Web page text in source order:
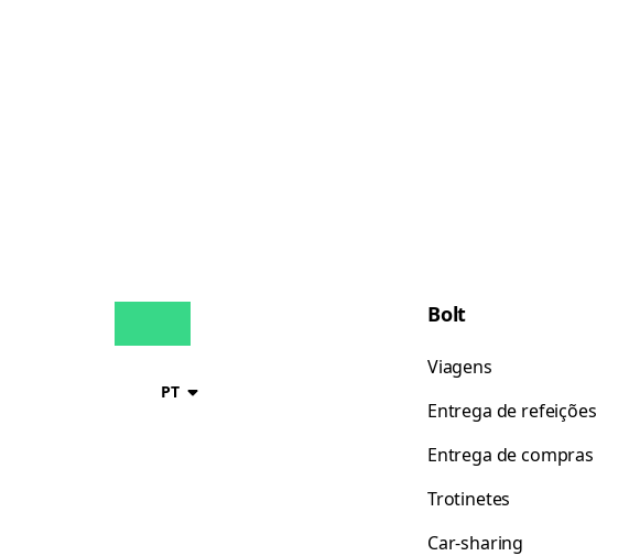
PT
Bolt
Viagens
Entrega de refeições
Entrega de compras
Trotinetes
Car-sharing